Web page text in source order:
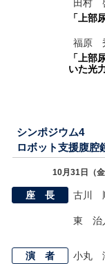
田村
「上部
福原
「上部
いた光
シンポジウム4
ロボット支援腹腔
10月31日（
座 長 古川
東 治
演 者 小丸